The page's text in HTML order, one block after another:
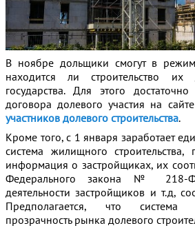
В ноябре дольщики смогут в
находится ли строительство
государства.Для этого достаточно
договора долевого участия на сайте
участников долевого строительства.
Кроме того, с 1 января заработает
система жилищного
информация о застройщиках, их
Федерального закона № 218-
деятельности застройщиков и т.д,
Предполагается, что система
прозрачность рынка долевого